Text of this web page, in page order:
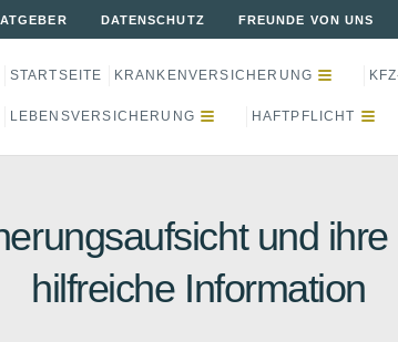
DATENSCHUTZ FREUNDE VON UNS
STARTSEITE KRANKENVERSICHERUNG
LEBENSVERSICHERUNG HAFTPFLICHT
und
hilfreiche Information